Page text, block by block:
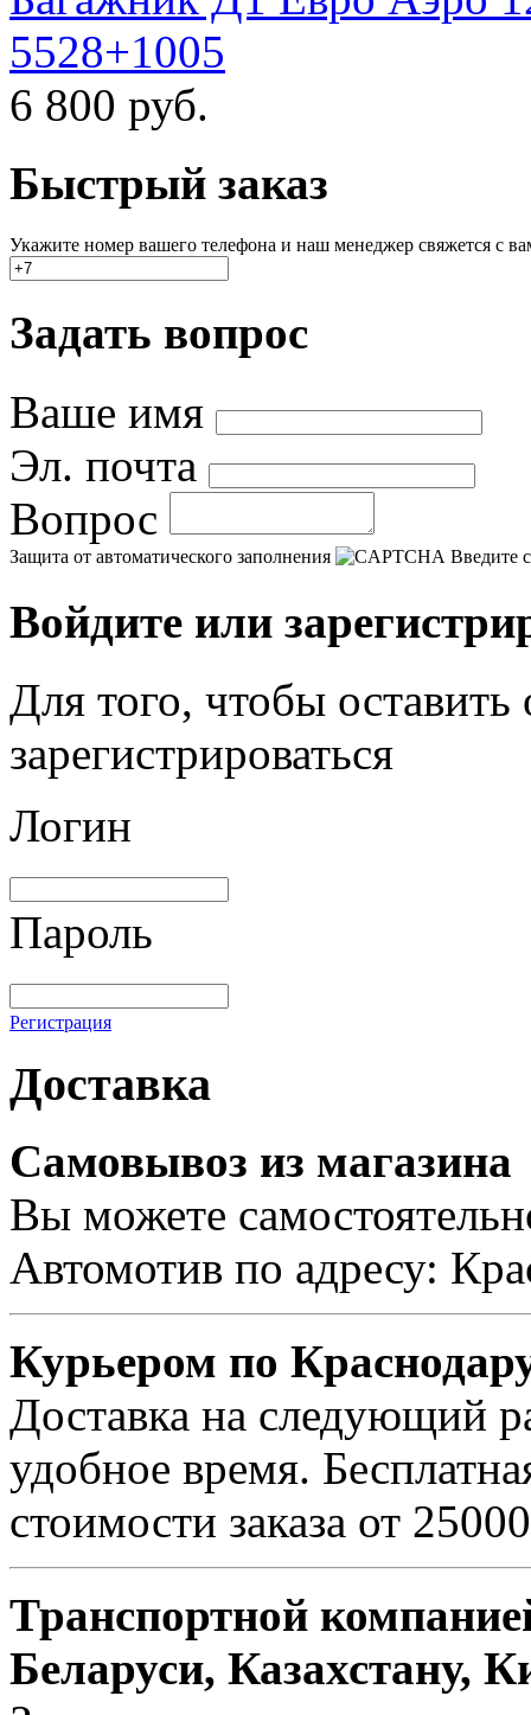
5528+1005
6 800 руб.
Быстрый заказ
Укажите номер вашего телефона и наш менеджер свяжется с
Задать вопрос
Ваше имя
Эл. почта
Вопрос
Защита от автоматического заполнения Введите
Войдите или
Для того, чтобы
зарегистрироваться
Логин
Пароль
Регистрация
Доставка
Самовывоз из магазина
Вы можете
Автомотив по адресу:
Курьером по
Доставка на следующий
удобное время.
стоимости заказа от
Транспортной
Беларуси, Казахстану,